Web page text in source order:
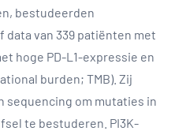
bestudeerden
van 339 patiënten met
hoge PD-L1-expressie en
burden; TMB). Zij
om mutaties in
te bestuderen. PI3K-